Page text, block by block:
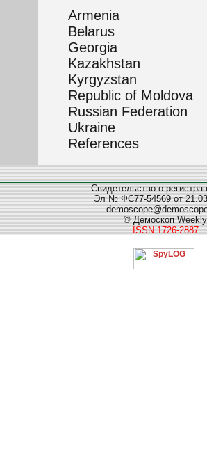
Armenia
Belarus
Georgia
Kazakhstan
Kyrgyzstan
Republic of Moldova
Russian Federation
Ukraine
References
Свидетельство о
Эл № ФС77-54569 от
© Демоскоп Weekly
ISSN 1726-2887